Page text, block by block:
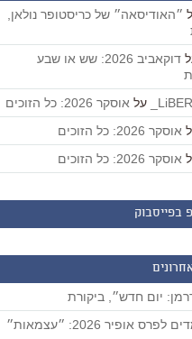
״האודיסאה״ של כריסטופר נולאן,
דוקאביב 2026: שש או שבע
על אוסקר 2026: כל הזוכים
אוסקר 2026: כל הזוכים
אוסקר 2026: כל הזוכים
בפייסבוק
יום חדש״, ביקורת
המועמדים לפרס אופיר 2026: ״עצמאות״